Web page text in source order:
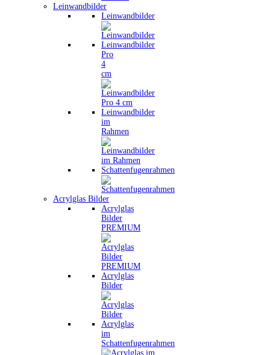
Leinwandbilder
Leinwandbilder
Leinwandbilder
Pro
4
cm
Leinwandbilder
im
Rahmen
Schattenfugenrahmen
Acrylglas Bilder
Acrylglas
Bilder
PREMIUM
Acrylglas
Bilder
Acrylglas
im
Schattenfugenrahmen